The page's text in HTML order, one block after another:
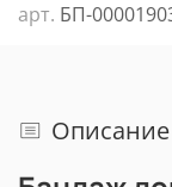
арт. БП-
Описание